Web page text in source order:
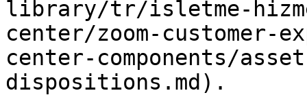
library/tr/isletme-
center/zoom-customer-
center-components/
dispositions.md).